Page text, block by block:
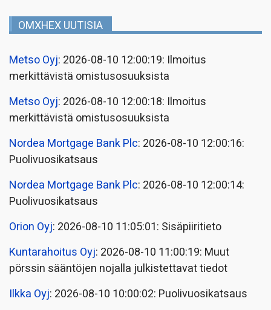
OMXHEX UUTISIA
Metso Oyj: 2026-08-10 12:00:19: Ilmoitus
merkittävistä omistusosuuksista
Metso Oyj: 2026-08-10 12:00:18: Ilmoitus
merkittävistä omistusosuuksista
Nordea Mortgage Bank Plc: 2026-08-10 12:00:16:
Puolivuosikatsaus
Nordea Mortgage Bank Plc: 2026-08-10 12:00:14:
Puolivuosikatsaus
Orion Oyj: 2026-08-10 11:05:01: Sisäpiiritieto
Kuntarahoitus Oyj: 2026-08-10 11:00:19: Muut
pörssin sääntöjen nojalla julkistettavat tiedot
Ilkka Oyj: 2026-08-10 10:00:02: Puolivuosikatsaus